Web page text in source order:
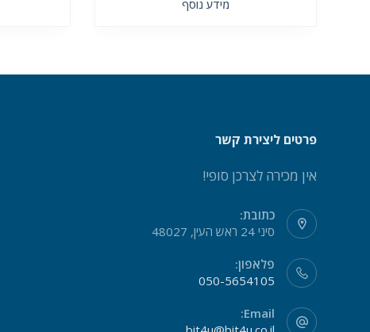
מידע נוסף
פרטים ליצירת קשר
אין מכירה לצרכן סופי!
כתובת:
סיני 24 ראש העין, 48027
פלאפון:
050-5654105
Email: